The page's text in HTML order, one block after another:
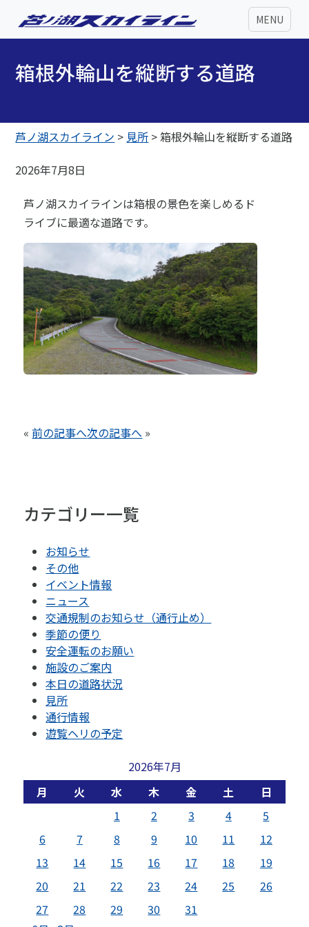
MENU
箱根外輪山を縦断する道路
芦ノ湖スカイライン > 見所 >箱根外輪山を縦断する道路
2026年7月8日
芦ノ湖スカイラインは箱根の景色を楽しめるド
ライブに最適な道路です。
«前の記事へ次の記事へ »
カテゴリー一覧
お知らせ
その他
イベント情報
ニュース
交通規制のお知らせ（通行止め）
季節の便り
安全運転のお願い
施設のご案内
本日の道路状況
見所
通行情報
遊覧ヘリの予定
2026年7月
月
火 水 木 金 土
日
1
2 3 4
5
6
7 8 9 10 11
12
13
14 15 16 17 18
19
20
21 22 23 24 25
26
27
28 29 30
31